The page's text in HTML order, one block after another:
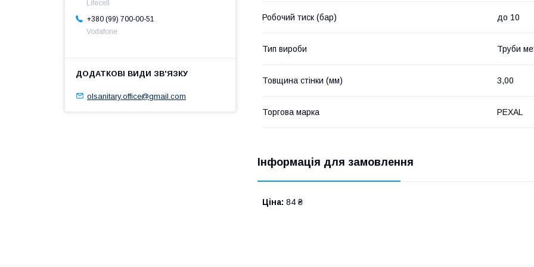
Робочий тиск (бар) до 10
Тип вироби Труби
Товщина стінки (мм) 3,00
Торгова марка PEXAL
Інформація для замовлення
Ціна: 84 ₴
Lifecell
+380 (99) 700-00-51
Vodafone
olsanitary.office@gmail.com